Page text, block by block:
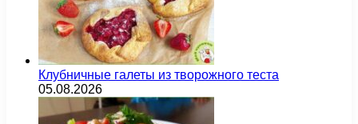
Клубничные галеты из творожного теста
05.08.2026